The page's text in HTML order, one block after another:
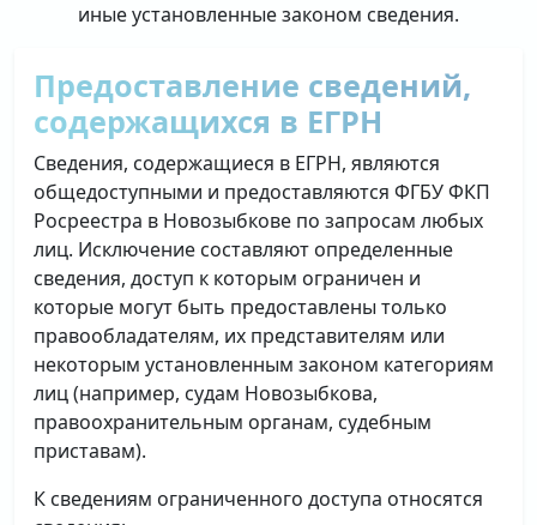
иные установленные законом сведения.
Предоставление сведений,
содержащихся в ЕГРН
Сведения, содержащиеся в ЕГРН, являются
общедоступными и предоставляются ФГБУ ФКП
Росреестра в Новозыбкове по запросам любых
лиц. Исключение составляют определенные
сведения, доступ к которым ограничен и
которые могут быть предоставлены только
правообладателям, их представителям или
некоторым установленным законом категориям
лиц (например, судам Новозыбкова,
правоохранительным органам, судебным
приставам).
К сведениям ограниченного доступа относятся